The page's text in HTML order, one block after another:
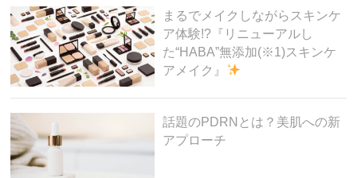
まるでメイクしながらスキンケ
ア体験!?『リニューアルし
た“HABA”無添加(※1)スキンケ
アメイク』
話題のPDRNとは？美肌への新
アプローチ